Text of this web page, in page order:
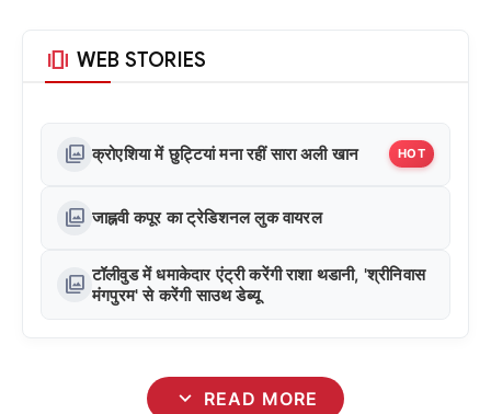
amp_stories WEB STORIES
photo_library क्रोएशिया में छुट्टियां मना रहीं सारा अली खान HOT
photo_library जाह्नवी कपूर का ट्रेडिशनल लुक वायरल
photo_library टॉलीवुड में धमाकेदार एंट्री करेंगी राशा थडानी, 'श्रीनिवास
मंगपुरम' से करेंगी साउथ डेब्यू
expand_more READ MORE